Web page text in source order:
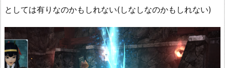
としては有りなのかもしれない(しなしなのかもしれない)